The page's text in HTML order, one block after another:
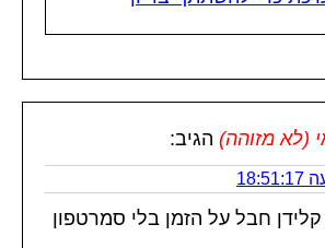
(לא מזוהה) הגיב:
קלידן חבל על הזמן בלי סמרטפון